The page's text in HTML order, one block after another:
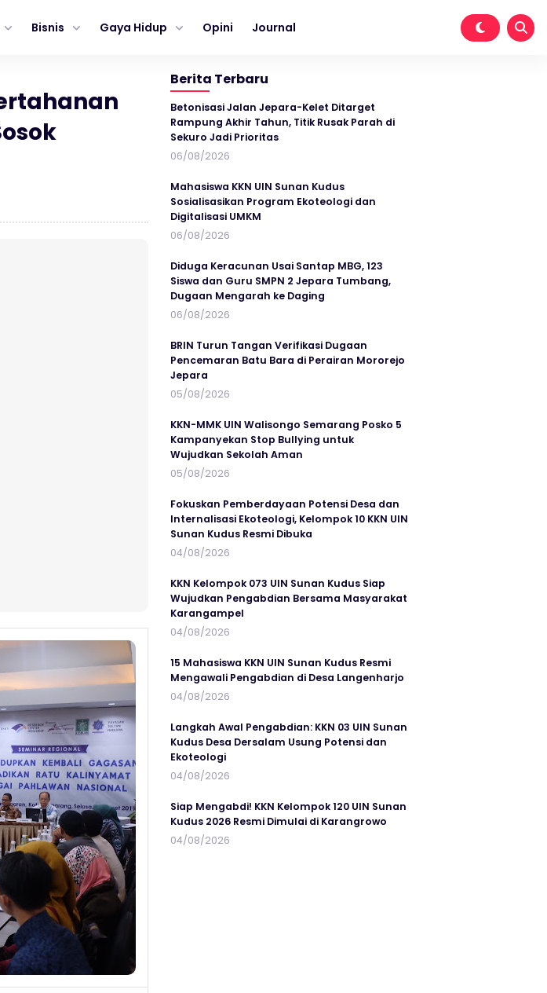
Bisnis Gaya Hidup Opini Journal
Berita Terbaru
Betonisasi Jalan Jepara-Kelet Ditarget
Rampung Akhir Tahun, Titik Rusak Parah di
Sekuro Jadi Prioritas
06/08/2026
Mahasiswa KKN UIN Sunan Kudus
Sosialisasikan Program Ekoteologi dan
Digitalisasi UMKM
06/08/2026
Diduga Keracunan Usai Santap MBG, 123
Siswa dan Guru SMPN 2 Jepara Tumbang,
Dugaan Mengarah ke Daging
06/08/2026
BRIN Turun Tangan Verifikasi Dugaan
Pencemaran Batu Bara di Perairan Mororejo
Jepara
05/08/2026
KKN-MMK UIN Walisongo Semarang Posko 5
Kampanyekan Stop Bullying untuk
Wujudkan Sekolah Aman
05/08/2026
Fokuskan Pemberdayaan Potensi Desa dan
Internalisasi Ekoteologi, Kelompok 10 KKN UIN
Sunan Kudus Resmi Dibuka
04/08/2026
KKN Kelompok 073 UIN Sunan Kudus Siap
Wujudkan Pengabdian Bersama Masyarakat
Karangampel
04/08/2026
15 Mahasiswa KKN UIN Sunan Kudus Resmi
Mengawali Pengabdian di Desa Langenharjo
04/08/2026
Langkah Awal Pengabdian: KKN 03 UIN Sunan
Kudus Desa Dersalam Usung Potensi dan
Ekoteologi
04/08/2026
Siap Mengabdi! KKN Kelompok 120 UIN Sunan
Kudus 2026 Resmi Dimulai di Karangrowo
04/08/2026